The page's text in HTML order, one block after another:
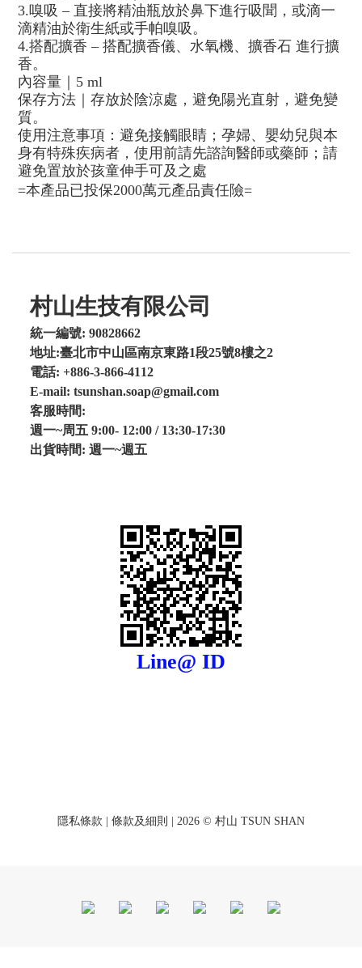
3.嗅吸 – 直接將精油瓶放於鼻下進行吸聞，或滴一
滴精油於衛生紙或手帕嗅吸。
4.搭配擴香 – 搭配擴香儀、水氧機、擴香石 進行擴
香。
內容量｜ 5 ml
保存方法｜存放於陰涼處，避免陽光直射，避免變
質。
使用注意事項：避免接觸眼睛；孕婦、嬰幼兒與本
身有特殊疾病者，使用前請先諮詢醫師或藥師；請
避免置放於孩童伸手可及之處
=本產品已投保2000萬元產品責任險=
村山生技有限公司
統一編號: 90828662
地址:臺北市中山區南京東路1段25號8樓之2
電話: +886-3-866-4112
E-mail: tsunshan.soap@gmail.com
客服時間:
週一~周五 9:00- 12:00 / 13:30-17:30
出貨時間: 週一~週五
Line@ ID
隱私條款 條款及細則 | 2026 © 村山 TSUN SHAN